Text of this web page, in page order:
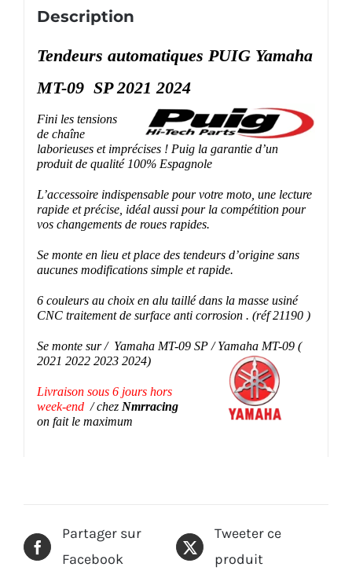
Description
Tendeurs automatiques PUIG Yamaha
MT-09 SP 2021 2024
Fini les tensions
de chaîne
laborieuses et imprécises ! Puig la garantie d’un
produit de qualité 100% Espagnole
L’accessoire indispensable pour votre moto, une lecture
rapide et précise, idéal aussi pour la compétition pour
vos changements de roues rapides.
Se monte en lieu et place des tendeurs d’origine sans
aucunes modifications simple et rapide.
6 couleurs au choix en alu taillé dans la masse usiné
CNC traitement de surface anti corrosion . (réf 21190 )
Se monte sur / Yamaha MT-09 SP / Yamaha MT-09 (
2021 2022 2023 2024)
Livraison sous 6 jours hors
week-end
/ chezNmrracing
on fait le maximum
Partager sur
Facebook
Tweeter ce
produit